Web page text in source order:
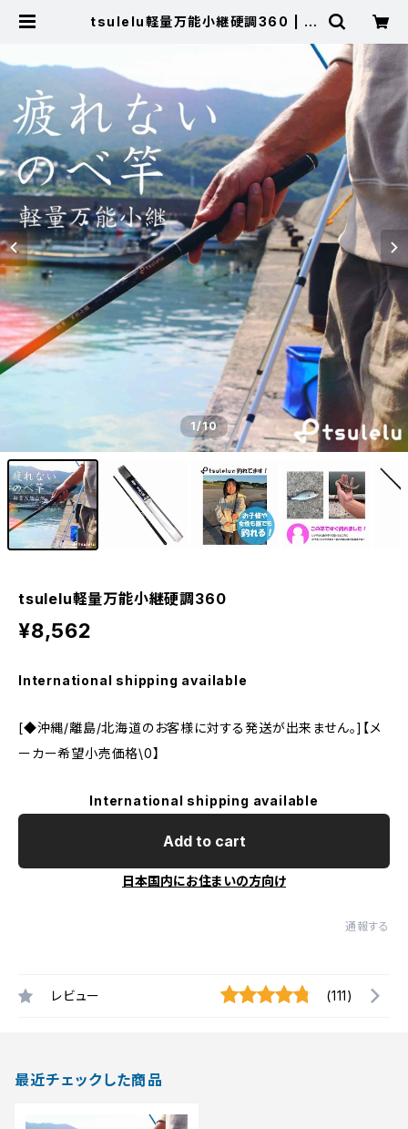
tsulelu軽量万能小継硬調360 | 東
1/10
tsulelu軽量万能小継硬調360
¥8,562
International shipping available
[◆沖縄/離島/北海道のお客様に対する発送が出来ません。]【メ
ーカー希望小売価格\0】
International shipping available
Add to cart
日本国内にお住まいの方向け
通報する
レビュー (111)
最近チェックした商品